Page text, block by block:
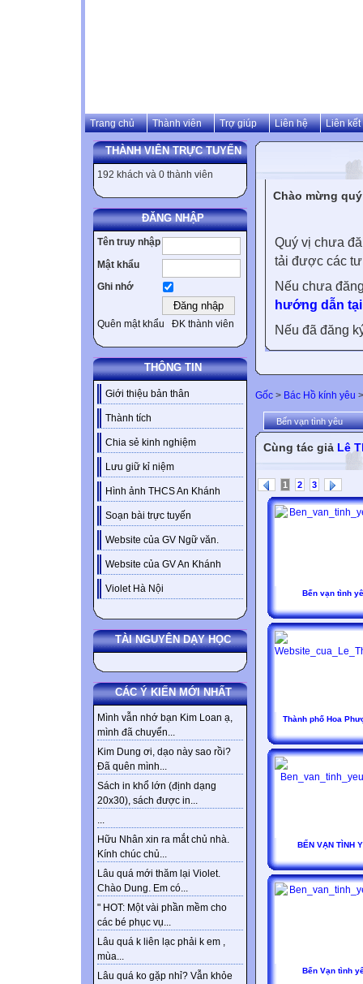
Trang chủ Thành viên Trợ giúp Liên hệ Liên kết
THÀNH VIÊN TRỰC TUYẾN
192 khách và 0 thành viên
ĐĂNG NHẬP
Tên truy nhập
Mật khẩu
Ghi nhớ
Quên mật khẩu ĐK thành viên
THÔNG TIN
Giới thiệu bản thân
Thành tích
Chia sẻ kinh nghiệm
Lưu giữ kỉ niệm
Hình ảnh THCS An Khánh
Soạn bài trực tuyến
Website của GV Ngữ văn.
Website của GV An Khánh
Violet Hà Nội
TÀI NGUYÊN DẠY HỌC
CÁC Ý KIẾN MỚI NHẤT
Mình vẫn nhớ bạn Kim Loan ạ,
mình đã chuyển...
Kim Dung ơi, dạo này sao rồi?
Đã quên mình...
Sách in khổ lớn (định dạng
20x30), sách được in...
...
Hữu Nhân xin ra mắt chủ nhà.
Kính chúc chủ...
Lâu quá mới thăm lại Violet.
Chào Dung. Em có...
" HOT: Một vài phần mềm cho
các bé phục vụ...
Lâu quá k liên lạc phải k em ,
mùa...
Lâu quá ko gặp nhỉ? Vẫn khỏe
Chào mừng
Quý vị chưa
tải được các
Nếu chưa
hướng dẫn
Nếu đã đăng
Gốc > Bác Hồ kính yêu
Bến vạn tình yêu
Cùng tác giả Lê
1 2 3
Bến vạn tình
Thành phố Hoa
BẾN VẠN TÌNH
Bến Vạn tình